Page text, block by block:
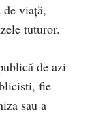
de viață,
tuturor.
de azi
fie
sau a